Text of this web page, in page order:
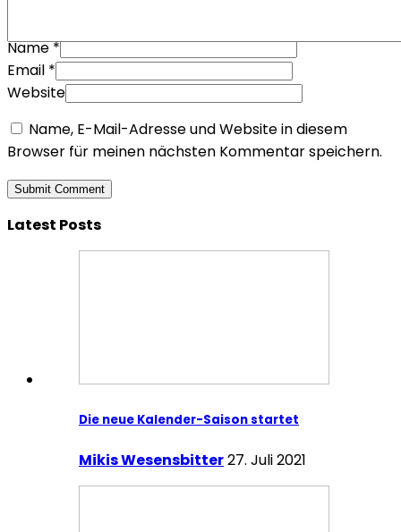
Name*
Email *
Website
Name, E-Mail-Adresse und Website in diesem
Browser für meinen nächsten Kommentar speichern.
Latest Posts
Die neue Kalender-Saison startet
Mikis Wesensbitter27. Juli 2021